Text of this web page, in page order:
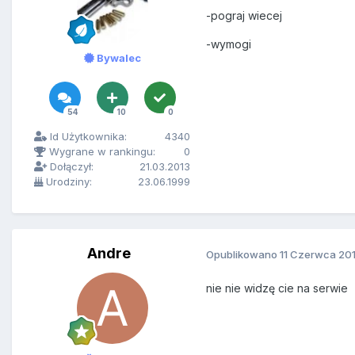
Bywalec
54 10 0
Id Użytkownika:
4340
Wygrane w rankingu:
0
Dołączył:
21.03.2013
Urodziny:
23.06.1999
-pograj wiecej
-wymogi
Andre Opublikowano 11 Czerwca
nie nie widzę cie na serwie